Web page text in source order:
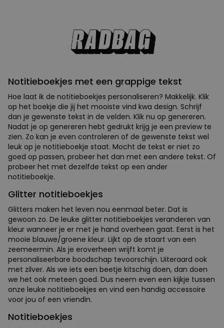
Notitieboekjes met een grappige tekst
Hoe laat ik de notitieboekjes personaliseren? Makkelijk. Klik
op het boekje die jij het mooiste vind kwa design. Schrijf
dan je gewenste tekst in de velden. Klik nu op genereren.
Nadat je op genereren hebt gedrukt krijg je een preview te
zien. Zo kan je even controleren of de gewenste tekst wel
leuk op je notitieboekje staat. Mocht de tekst er niet zo
goed op passen, probeer het dan met een andere tekst. Of
probeer het met dezelfde tekst op een ander
notitieboekje.
Glitter notitieboekjes
Glitters maken het leven nou eenmaal beter. Dat is
gewoon zo. De leuke glitter notitieboekjes veranderen van
kleur wanneer je er met je hand overheen gaat. Eerst is het
mooie blauwe/groene kleur. Lijkt op de staart van een
zeemeermin. Als je eroverheen wrijft komt je
personaliseerbare boodschap tevoorschijn. Uiteraard ook
met zilver. Als we iets een beetje kitschig doen, dan doen
we het ook meteen goed. Dus neem even een kijkje tussen
onze leuke notitieboekjes en vind een handig accessoire
voor jou of een vriendin.
Notitieboekjes